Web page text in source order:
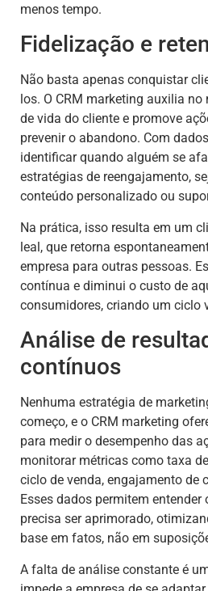
menos tempo.
Fidelização e
Não basta apenas conquistar
los. O CRM marketing auxilia
de vida do cliente e promove
prevenir o abandono. Com
identificar quando alguém se
estratégias de reengajamento,
conteúdo personalizado ou
Na prática, isso resulta em um
leal, que retorna
empresa para outras pessoas.
contínua e diminui o custo de
consumidores, criando um ciclo
Análise de
contínuos
Nenhuma estratégia de
começo, e o CRM marketing
para medir o desempenho das
monitorar métricas como taxa
ciclo de venda, engajamento de
Esses dados permitem
precisa ser aprimorado,
base em fatos, não em
A falta de análise constante é